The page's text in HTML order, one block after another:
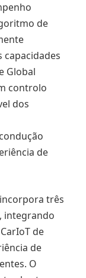
de
capacidades
Global
controlo
dos
de
três
integrando
de
de
O